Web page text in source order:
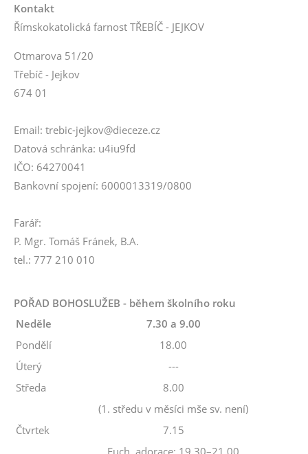
Kontakt
Římskokatolická farnost TŘEBÍČ - JEJKOV
Otmarova 51/20
Třebíč - Jejkov
674 01
Email: trebic-jejkov@dieceze.cz
Datová schránka: u4iu9fd
IČO: 64270041
Bankovní spojení: 6000013319/0800
Farář:
P. Mgr. Tomáš Fránek, B.A.
tel.: 777 210 010
POŘAD BOHOSLUŽEB - během školního roku
Neděle
7.30 a 9.00
Pondělí
18.00
Úterý
---
Středa
8.00
(1. středu v měsíci mše sv. není)
Čtvrtek
7.15
Euch. adorace: 19.30–21.00